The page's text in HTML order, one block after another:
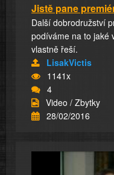
Jistě pane
Další dobrodružství
podíváme na to jaké
vlastně řeší.
LisakVictis
1141x
4
Video / Zbytky
28/02/2016